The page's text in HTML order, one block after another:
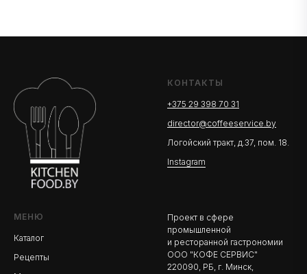
КОНТАКТЫ
+375 29 398 70 31
director@coffeeservice.by
Логойский тракт, д.37, пом. 18.
Instagram
МЕНЮ
Каталог
Рецепты
Проект в сфере
промышленной
и ресторанной гастрономии
ООО "КОФЕ СЕРВИС"
220090, РБ, г. Минск,